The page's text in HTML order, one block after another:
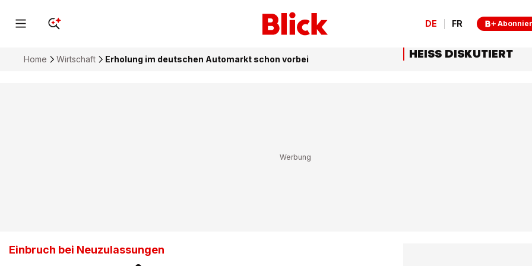
DE FR
Home Wirtschaft Erholung im deutschen Automarkt schon vorbei
Einbruch bei Neuzulassungen
HEISS DISKUTIERT